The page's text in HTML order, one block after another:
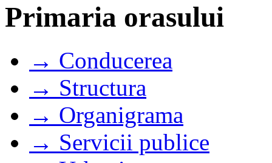
Primaria orasului
→ Conducerea
→ Structura
→ Organigrama
→ Servicii publice